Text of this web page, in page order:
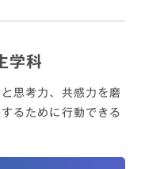
学科
思考力、共感力を磨
るために行動できる